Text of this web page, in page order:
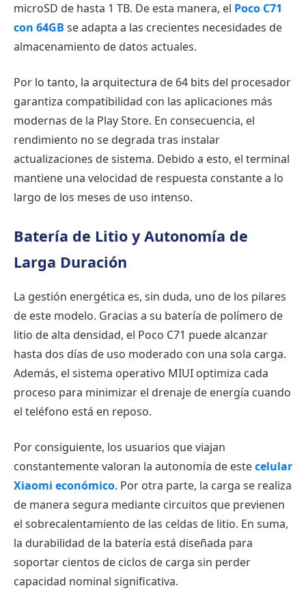
microSD de hasta 1 TB. De esta manera, el Poco C71
con 64GB se adapta a las crecientes necesidades de
almacenamiento de datos actuales.
Por lo tanto, la arquitectura de 64 bits del procesador
garantiza compatibilidad con las aplicaciones más
modernas de la Play Store. En consecuencia, el
rendimiento no se degrada tras instalar
actualizaciones de sistema. Debido a esto, el terminal
mantiene una velocidad de respuesta constante a lo
largo de los meses de uso intenso.
Batería de Litio y Autonomía de
Larga Duración
La gestión energética es, sin duda, uno de los pilares
de este modelo. Gracias a su batería de polímero de
litio de alta densidad, el Poco C71 puede alcanzar
hasta dos días de uso moderado con una sola carga.
Además, el sistema operativo MIUI optimiza cada
proceso para minimizar el drenaje de energía cuando
el teléfono está en reposo.
Por consiguiente, los usuarios que viajan
constantemente valoran la autonomía de estecelular
Xiaomi económico. Por otra parte, la carga se realiza
de manera segura mediante circuitos que previenen
el sobrecalentamiento de las celdas de litio. En suma,
la durabilidad de la batería está diseñada para
soportar cientos de ciclos de carga sin perder
capacidad nominal significativa.